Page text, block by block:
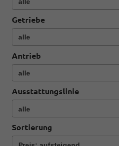
Getriebe
Antrieb
Ausstattungslinie
Sortierung